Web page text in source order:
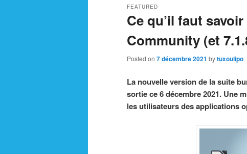
Ce qu’il faut
Community (et
FEATURED
Posted on 7 décembre 2021 bytuxoulipo
La nouvelle version de la suite
sortie ce 6 décembre 2021. Une
les utilisateurs des applications